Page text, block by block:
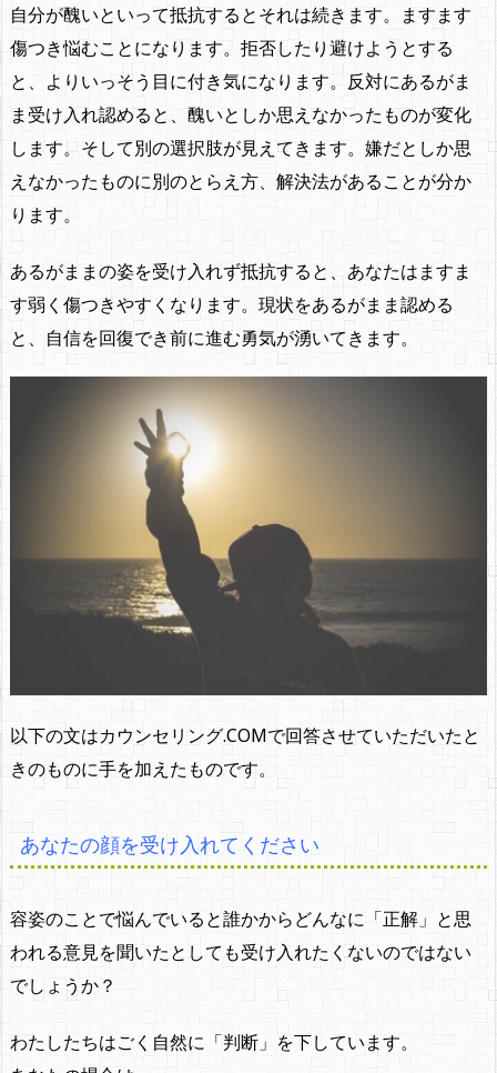
自分が醜いといって抵抗するとそれは続きます。ますます
傷つき悩むことになります。拒否したり避けようとする
と、よりいっそう目に付き気になります。反対にあるがま
ま受け入れ認めると、醜いとしか思えなかったものが変化
します。そして別の選択肢が見えてきます。嫌だとしか思
えなかったものに別のとらえ方、解決法があることが分か
ります。
あるがままの姿を受け入れず抵抗すると、あなたはますま
す弱く傷つきやすくなります。現状をあるがまま認める
と、自信を回復でき前に進む勇気が湧いてきます。
以下の文はカウンセリング.COMで回答させていただいたと
きのものに手を加えたものです。
あなたの顔を受け入れてください
容姿のことで悩んでいると誰かからどんなに「正解」と思
われる意見を聞いたとしても受け入れたくないのではない
でしょうか？
わたしたちはごく自然に「判断」を下しています。